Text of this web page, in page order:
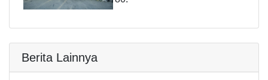
Berita Lainnya